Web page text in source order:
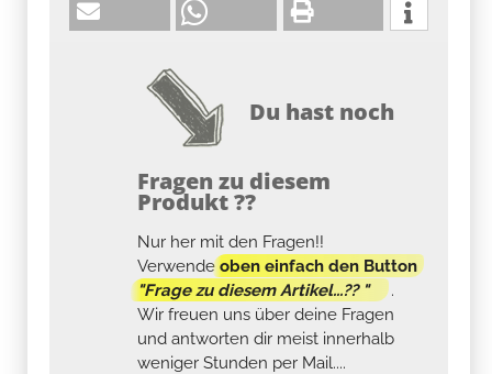
Du hast noch
Fragen zu diesem
Produkt ??
Nur her mit den Fragen!!
Verwendeoben einfach den Button
"Frage zu diesem Artikel...?? "
.
Wir freuen uns über deine Fragen
und antworten dir meist innerhalb
weniger Stunden per Mail....